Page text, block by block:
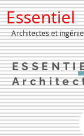
Essentiel
Architectes et